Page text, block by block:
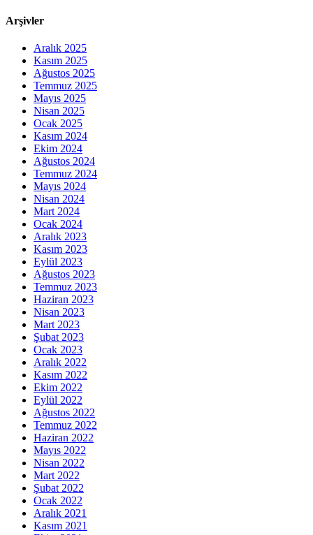
Arşivler
Aralık 2025
Kasım 2025
Ağustos 2025
Temmuz 2025
Mayıs 2025
Nisan 2025
Ocak 2025
Kasım 2024
Ekim 2024
Ağustos 2024
Temmuz 2024
Mayıs 2024
Nisan 2024
Mart 2024
Ocak 2024
Aralık 2023
Kasım 2023
Eylül 2023
Ağustos 2023
Temmuz 2023
Haziran 2023
Nisan 2023
Mart 2023
Şubat 2023
Ocak 2023
Aralık 2022
Kasım 2022
Ekim 2022
Eylül 2022
Ağustos 2022
Temmuz 2022
Haziran 2022
Mayıs 2022
Nisan 2022
Mart 2022
Şubat 2022
Ocak 2022
Aralık 2021
Kasım 2021